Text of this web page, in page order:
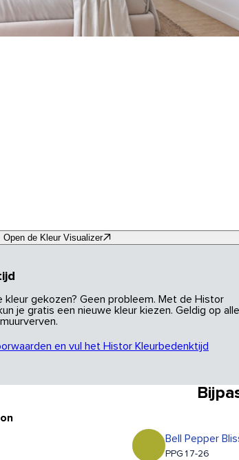
Open de Kleur Visualizer
kleur gekozen? Geen probleem. Met de Histor
je gratis een nieuwe kleur kiezen. Geldig op alle
en vul het Histor Kleurbedenktijd
Bell Pepper
PPG17-26